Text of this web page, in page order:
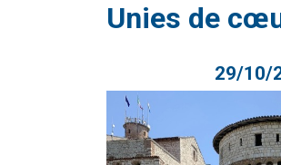
Unies de
29/10/